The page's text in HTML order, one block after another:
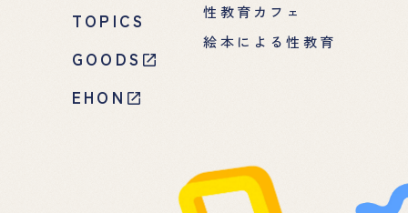
TOPICS
GOODS
EHON
性教育カフェ
絵本による性教育